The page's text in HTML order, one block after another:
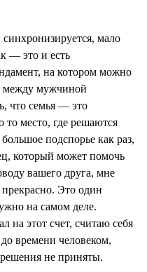
мало
— это и есть
на котором можно
между мужчиной
что семья — это
то место, где решаются
подспорье как раз,
который может помочь
вашего друга, мне
Это один
на самом деле.
на этот счет, считаю себя
времени человеком,
не приняты.